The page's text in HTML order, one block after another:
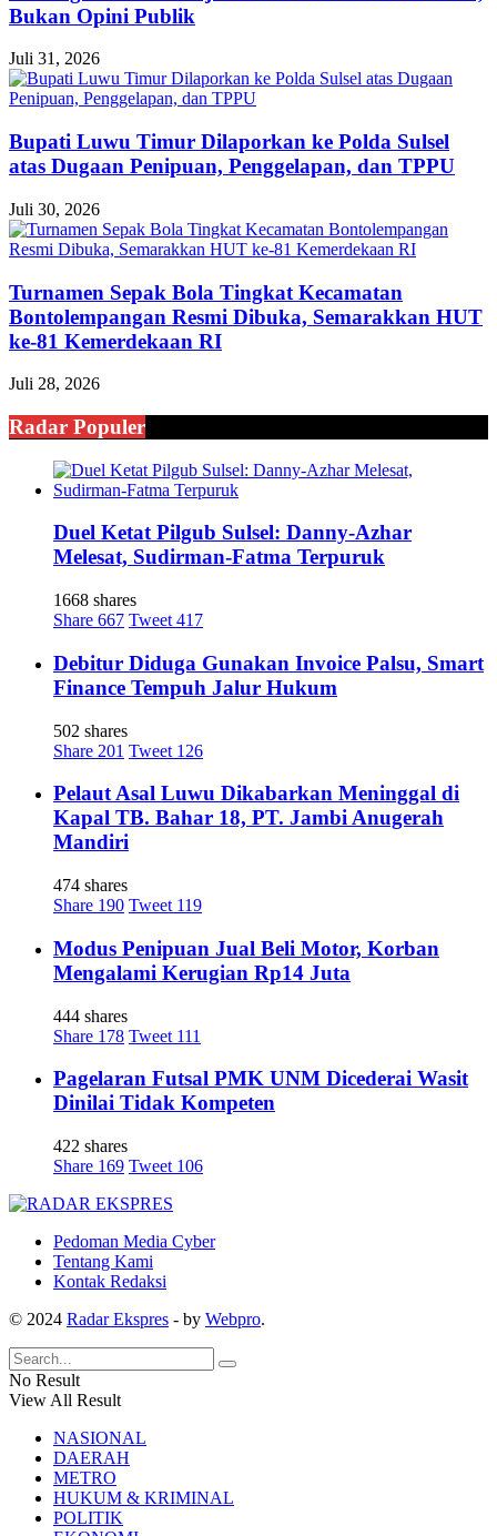
Bukan Opini Publik
Juli 31, 2026
Bupati Luwu Timur Dilaporkan ke Polda Sulsel
atas Dugaan Penipuan, Penggelapan, dan TPPU
Juli 30, 2026
Turnamen Sepak Bola Tingkat Kecamatan
Bontolempangan Resmi Dibuka, Semarakkan HUT
ke-81 Kemerdekaan RI
Juli 28, 2026
Radar Populer
Duel Ketat Pilgub Sulsel: Danny-Azhar
Melesat, Sudirman-Fatma Terpuruk
1668 shares
Share 667 Tweet 417
Debitur Diduga Gunakan Invoice Palsu, Smart
Finance Tempuh Jalur Hukum
502 shares
Share 201 Tweet 126
Pelaut Asal Luwu Dikabarkan Meninggal di
Kapal TB. Bahar 18, PT. Jambi Anugerah
Mandiri
474 shares
Share 190 Tweet 119
Modus Penipuan Jual Beli Motor, Korban
Mengalami Kerugian Rp14 Juta
444 shares
Share 178 Tweet 111
Pagelaran Futsal PMK UNM Dicederai Wasit
Dinilai Tidak Kompeten
422 shares
Share 169 Tweet 106
Pedoman Media Cyber
Tentang Kami
Kontak Redaksi
© 2024 Radar Ekspres - by Webpro.
No Result
View All Result
NASIONAL
DAERAH
METRO
HUKUM & KRIMINAL
POLITIK